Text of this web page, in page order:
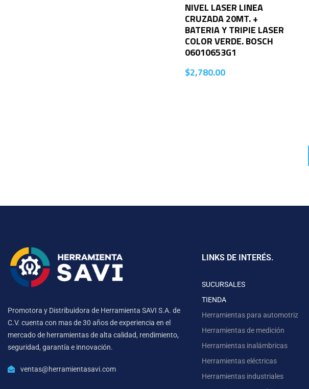
NIVEL LASER LINEA
CRUZADA 20MT. +
BATERIA Y TRIPIE LASER
COLOR VERDE. BOSCH
06010653G1
$2,780.00
Promotora y Distribuidora de Herramienta SAVI S.A. de
C.V. cuenta con mas de 30 años de experiencia en el
mercado de herramientas de alta calidad, rendimiento,
seguridad, garantía e innovación.
ventas@herramientasavi.com
LINKS DE INTERÉS.
SUCURSALES
TIENDA
Herramientas para automotriz
Herramientas de medición
Herramientas inalámbricas
Herramientas eléctricas
Herramientas industriales